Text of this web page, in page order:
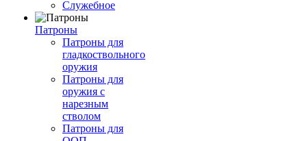
Служебное
Патроны
Патроны для
гладкоствольного
оружия
Патроны для
оружия с
нарезным
стволом
Патроны для